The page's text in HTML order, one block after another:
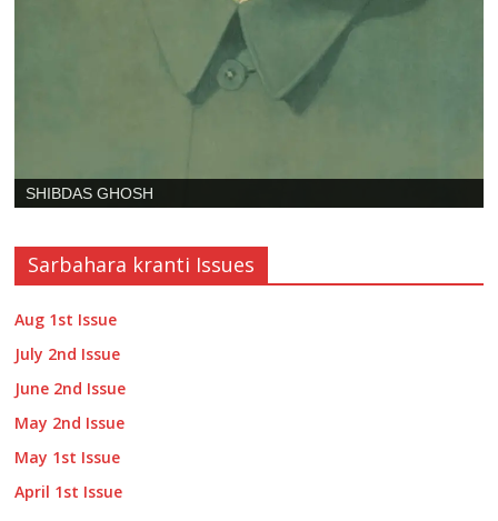
SHIBDAS GHOSH
Sarbahara kranti Issues
Aug 1st Issue
July 2nd Issue
June 2nd Issue
May 2nd Issue
May 1st Issue
April 1st Issue